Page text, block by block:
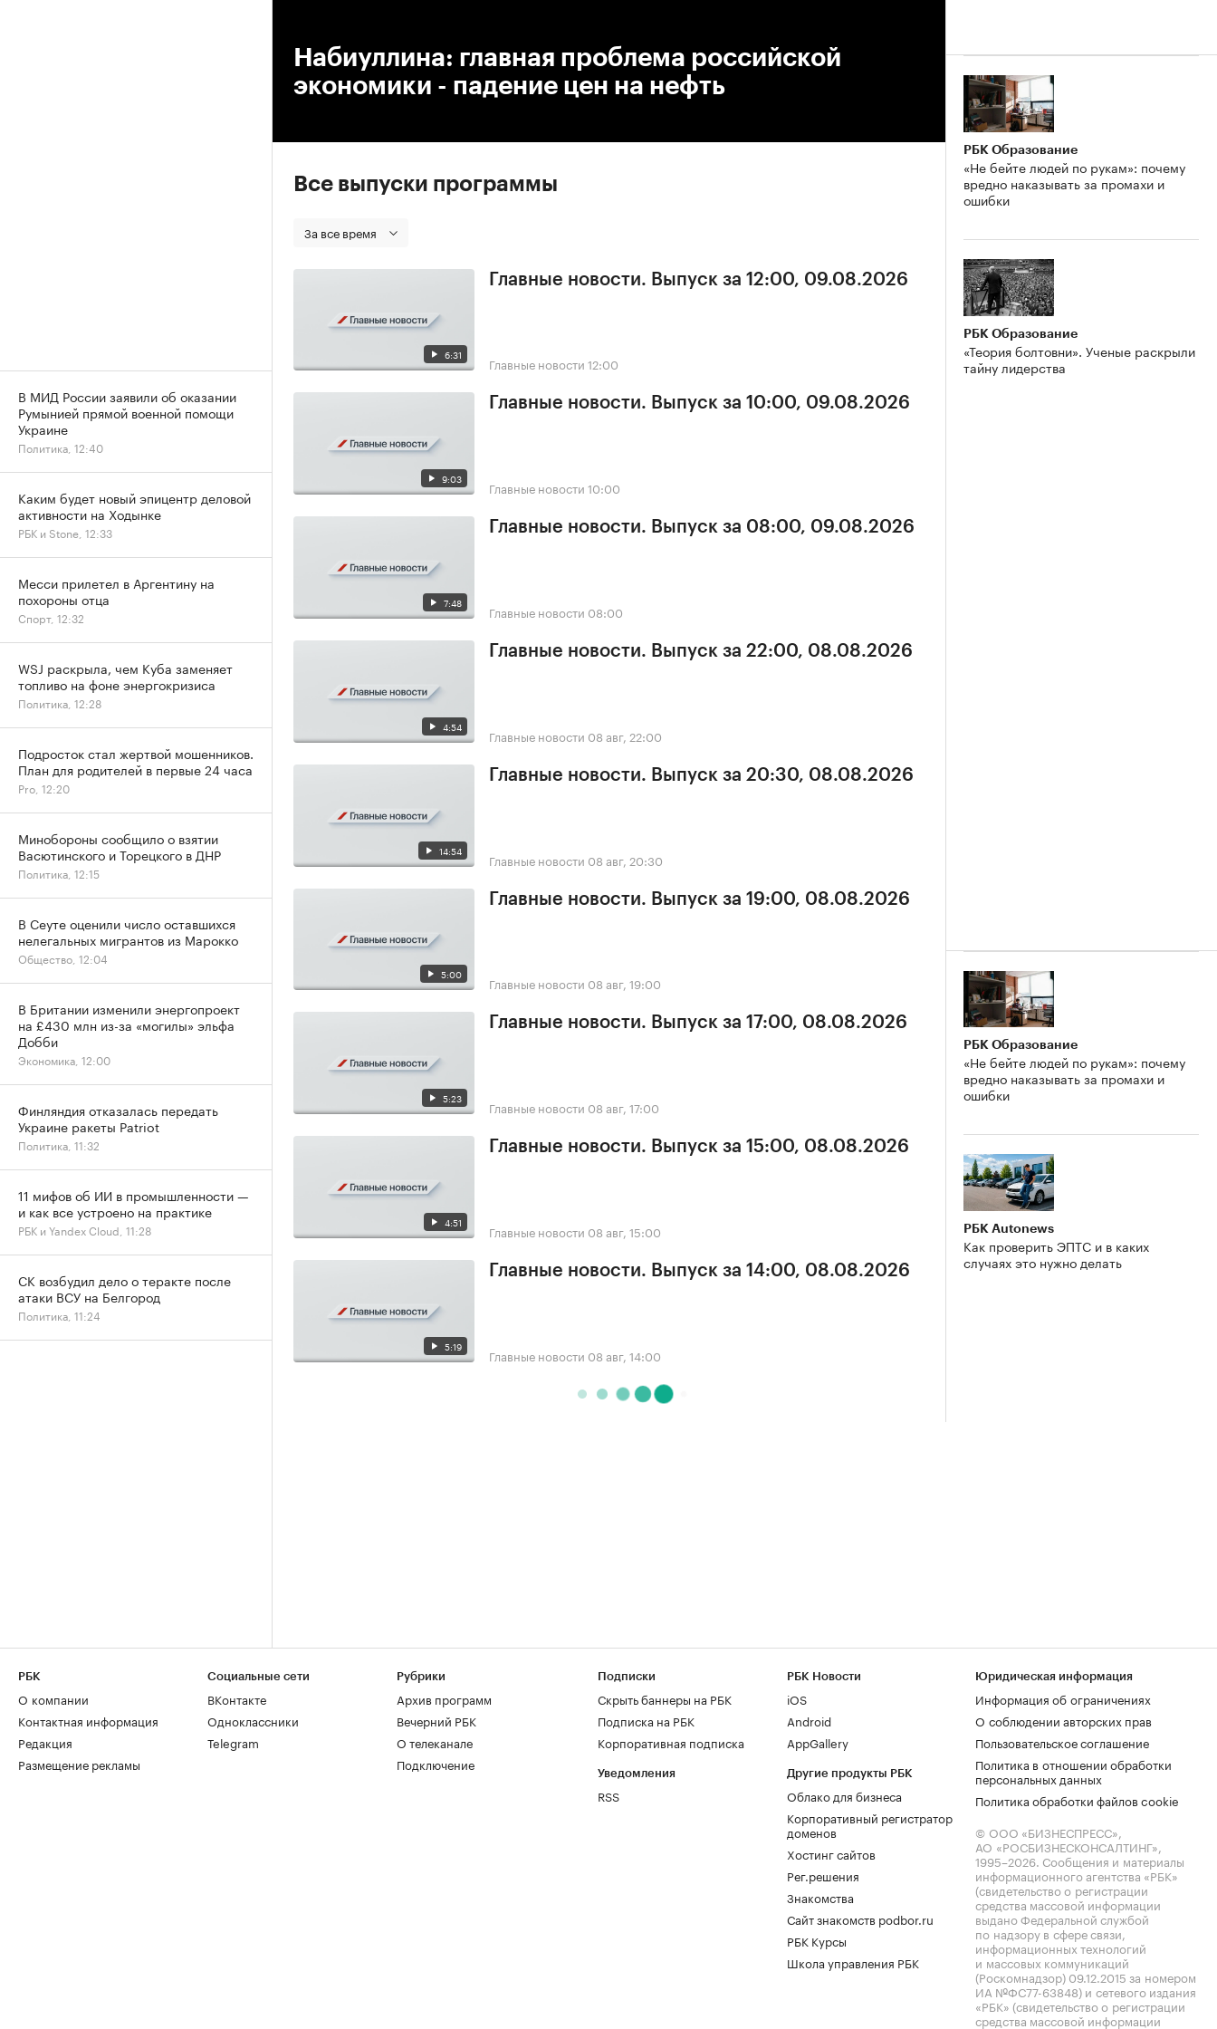
Набиуллина: главная проблема российской
экономики - падение цен на нефть
Все выпуски программы
За все время
6:31
Главные новости. Выпуск за 12:00, 09.08.2026
Главные новости 12:00
9:03
Главные новости. Выпуск за 10:00, 09.08.2026
Главные новости 10:00
7:48
Главные новости. Выпуск за 08:00, 09.08.2026
Главные новости 08:00
4:54
Главные новости. Выпуск за 22:00, 08.08.2026
Главные новости 08 авг, 22:00
14:54
Главные новости. Выпуск за 20:30, 08.08.2026
Главные новости 08 авг, 20:30
5:00
Главные новости. Выпуск за 19:00, 08.08.2026
Главные новости 08 авг, 19:00
5:23
Главные новости. Выпуск за 17:00, 08.08.2026
Главные новости 08 авг, 17:00
4:51
Главные новости. Выпуск за 15:00, 08.08.2026
Главные новости 08 авг, 15:00
5:19
Главные новости. Выпуск за 14:00, 08.08.2026
Главные новости 08 авг, 14:00
РБК Образование
«Не бейте людей по рукам»: почему
вредно наказывать за промахи и
ошибки
РБК Образование
«Теория болтовни». Ученые раскрыли
тайну лидерства
РБК Образование
«Не бейте людей по рукам»: почему
вредно наказывать за промахи и
ошибки
РБК Autonews
Как проверить ЭПТС и в каких
случаях это нужно делать
В МИД России заявили об оказании
Румынией прямой военной помощи
Украине
Политика, 12:40
Каким будет новый эпицентр деловой
активности на Ходынке
РБК и Stone, 12:33
Месси прилетел в Аргентину на
похороны отца
Спорт, 12:32
WSJ раскрыла, чем Куба заменяет
топливо на фоне энергокризиса
Политика, 12:28
Подросток стал жертвой мошенников.
План для родителей в первые 24 часа
Pro, 12:20
Минобороны сообщило о взятии
Васютинского и Торецкого в ДНР
Политика, 12:15
В Сеуте оценили число оставшихся
нелегальных мигрантов из Марокко
Общество, 12:04
В Британии изменили энергопроект
на £430 млн из-за «могилы» эльфа
Добби
Экономика, 12:00
Финляндия отказалась передать
Украине ракеты Patriot
Политика, 11:32
11 мифов об ИИ в промышленности —
и как все устроено на практике
РБК и Yandex Cloud, 11:28
СК возбудил дело о теракте после
атаки ВСУ на Белгород
Политика, 11:24
РБК
О компании
Контактная информация
Редакция
Размещение рекламы
Социальные сети
ВКонтакте
Одноклассники
Telegram
Рубрики
Архив программ
Вечерний РБК
О телеканале
Подключение
Подписки
Скрыть баннеры на РБК
Подписка на РБК
Корпоративная подписка
Уведомления
RSS
РБК Новости
iOS
Android
AppGallery
Другие продукты РБК
Облако для бизнеса
Корпоративный регистратор
доменов
Хостинг сайтов
Рег.решения
Знакомства
Сайт знакомств podbor.ru
РБК Курсы
Школа управления РБК
Юридическая информация
Информация об ограничениях
О соблюдении авторских прав
Пользовательское соглашение
Политика в отношении обработки
персональных данных
Политика обработки файлов cookie
© ООО «БИЗНЕСПРЕСС»,
АО «РОСБИЗНЕСКОНСАЛТИНГ»,
1995–2026. Сообщения и материалы
информационного агентства «РБК»
(свидетельство о регистрации
средства массовой информации
выдано Федеральной службой
по надзору в сфере связи,
информационных технологий
и массовых коммуникаций
(Роскомнадзор) 09.12.2015 за номером
ИА №ФС77-63848) и сетевого издания
«РБК» (свидетельство о регистрации
средства массовой информации